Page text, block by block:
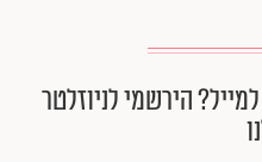
הירשמי לניוזלטר